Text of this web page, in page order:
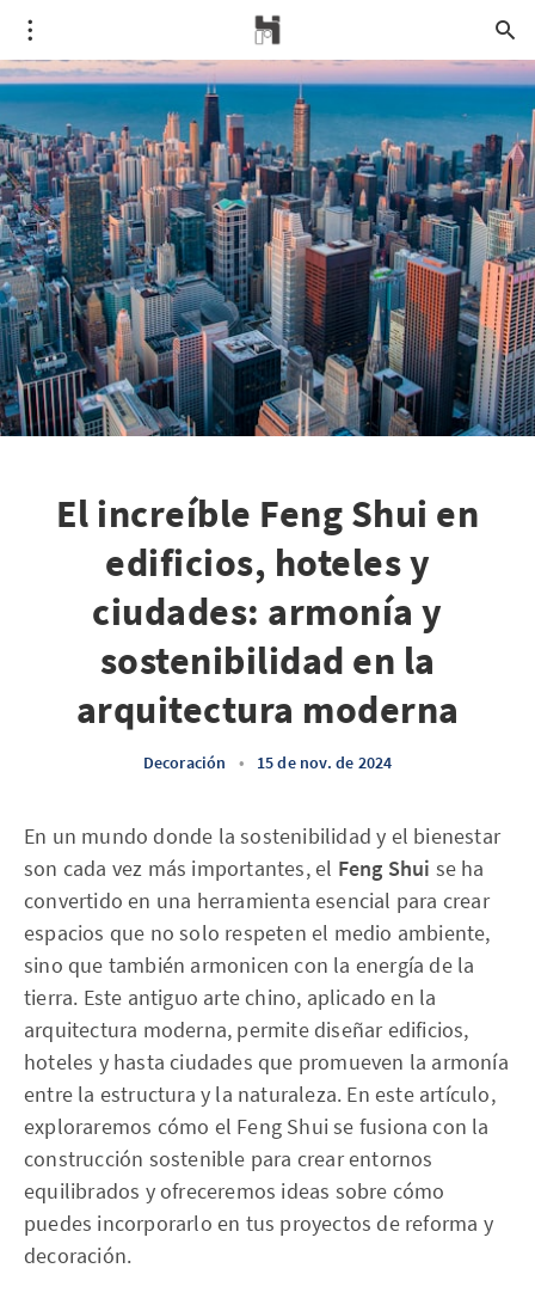
El increíble Feng Shui en
edificios, hoteles y
ciudades: armonía y
sostenibilidad en la
arquitectura moderna
Decoración • 15 de nov. de 2024
En un mundo donde la sostenibilidad y el bienestar
son cada vez más importantes, el Feng Shui se ha
convertido en una herramienta esencial para crear
espacios que no solo respeten el medio ambiente,
sino que también armonicen con la energía de la
tierra. Este antiguo arte chino, aplicado en la
arquitectura moderna, permite diseñar edificios,
hoteles y hasta ciudades que promueven la armonía
entre la estructura y la naturaleza. En este artículo,
exploraremos cómo el Feng Shui se fusiona con la
construcción sostenible para crear entornos
equilibrados y ofreceremos ideas sobre cómo
puedes incorporarlo en tus proyectos de reforma y
decoración.